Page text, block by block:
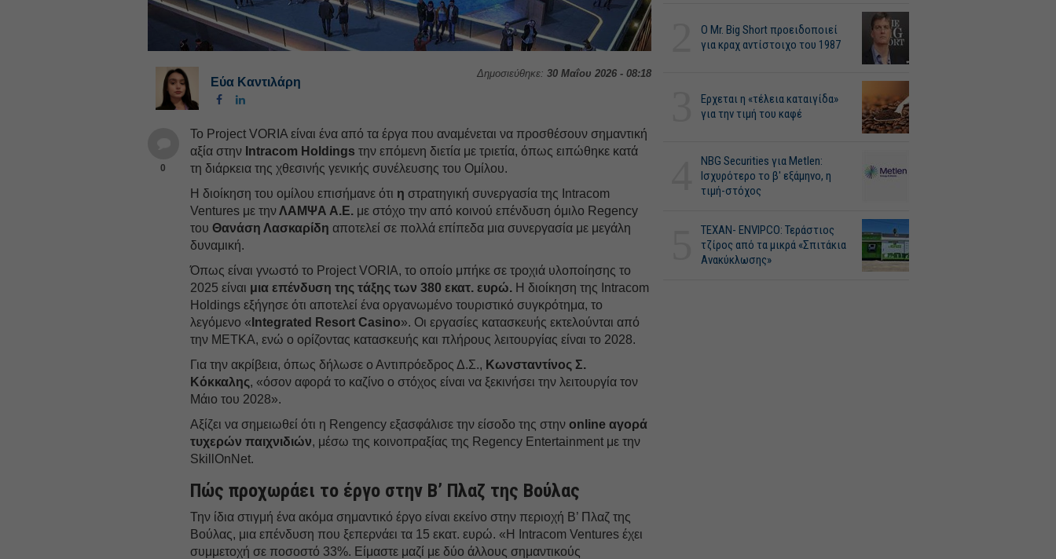
Δημοσιεύθηκε: 30 Μαΐου 2026 - 08:18
Εύα Καντιλάρη
0
Το Project VORIA είναι ένα από τα έργα που αναμένεται να προσθέσουν σημαντική
αξία στην Intracom Holdings την επόμενη διετία με τριετία, όπως ειπώθηκε κατά
τη διάρκεια της χθεσινής γενικής συνέλευσης του Ομίλου.
Η διοίκηση του ομίλου επισήμανε ότι ηστρατηγική συνεργασία της Intracom
Ventures με τηνΛΑΜΨΑ Α.Ε. με στόχο την από κοινού επένδυση όμιλο Regency
τουΘανάση Λασκαρίδη αποτελεί σε πολλά επίπεδα μια συνεργασία με μεγάλη
δυναμική.
Όπως είναι γνωστό το Project VORIA, το οποίο μπήκε σε τροχιά υλοποίησης το
2025 είναι μια επένδυση της τάξης των 380 εκατ. ευρώ. Η διοίκηση της Intracom
Holdings εξήγησε ότι αποτελεί ένα οργανωμένο τουριστικό συγκρότημα, το
λεγόμενο « Integrated Resort Casino». Οι εργασίες κατασκευής εκτελούνται από
την ΜΕΤΚΑ, ενώ ο ορίζοντας κατασκευής και πλήρους λειτουργίας είναι το 2028.
Για την ακρίβεια, όπως δήλωσε ο Αντιπρόεδρος Δ.Σ., Κωνσταντίνος Σ.
Κόκκαλης, «όσον αφορά το καζίνο ο στόχος είναι να ξεκινήσει την λειτουργία τον
Μάιο του 2028».
Αξίζει να σημειωθεί ότι η Rengency εξασφάλισε την είσοδο της στηνonline αγορά
τυχερών παιχνιδιών, μέσω της κοινοπραξίας της Regency Entertainment με την
SkillOnNet.
Πώς προχωράει το έργο στην Β’ Πλαζ της Βούλας
Την ίδια στιγμή ένα ακόμα σημαντικό έργο είναι εκείνο στην περιοχή Β’ Πλαζ της
Βούλας, μια επένδυση που ξεπερνάει τα 15 εκατ. ευρώ. «Η Intracom Ventures έχει
συμμετοχή σε ποσοστό 33%. Είμαστε μαζί με δύο άλλους σημαντικούς
O Mr. Big Short προειδοποιεί
για κραχ αντίστοιχο του 1987
Ερχεται η «τέλεια καταιγίδα»
για την τιμή του καφέ
NBG Securities για Metlen:
Ισχυρότερο το β' εξάμηνο, η
τιμή-στόχος
ΤΕΧΑΝ- ENVIPCO: Τεράστιος
τζίρος από τα μικρά «Σπιτάκια
Ανακύκλωσης»